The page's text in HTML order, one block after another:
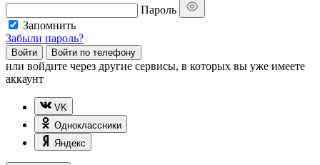
Пароль
Запомнить
Забыли пароль?
Войти Войти по телефону
или войдите через другие сервисы, в которых вы уже имеете
аккаунт
VK
Одноклассники
Яндекс